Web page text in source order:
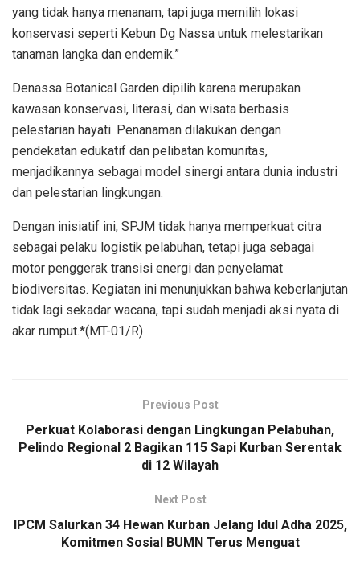
yang tidak hanya menanam, tapi juga memilih lokasi
konservasi seperti Kebun Dg Nassa untuk melestarikan
tanaman langka dan endemik.”
Denassa Botanical Garden dipilih karena merupakan
kawasan konservasi, literasi, dan wisata berbasis
pelestarian hayati. Penanaman dilakukan dengan
pendekatan edukatif dan pelibatan komunitas,
menjadikannya sebagai model sinergi antara dunia industri
dan pelestarian lingkungan.
Dengan inisiatif ini, SPJM tidak hanya memperkuat citra
sebagai pelaku logistik pelabuhan, tetapi juga sebagai
motor penggerak transisi energi dan penyelamat
biodiversitas. Kegiatan ini menunjukkan bahwa keberlanjutan
tidak lagi sekadar wacana, tapi sudah menjadi aksi nyata di
akar rumput.*(MT-01/R)
Previous Post
Perkuat Kolaborasi dengan Lingkungan Pelabuhan,
Pelindo Regional 2 Bagikan 115 Sapi Kurban Serentak
di 12 Wilayah
Next Post
IPCM Salurkan 34 Hewan Kurban Jelang Idul Adha 2025,
Komitmen Sosial BUMN Terus Menguat